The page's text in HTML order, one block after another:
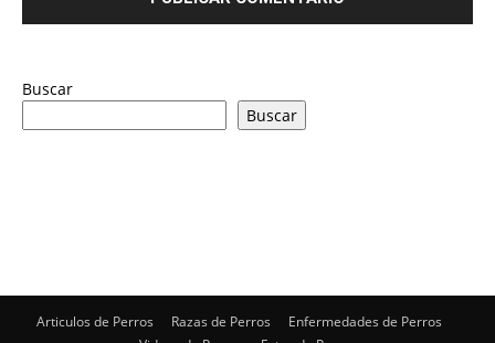
Buscar
Buscar
Articulos de Perros Razas de Perros
Enfermedades de Perros